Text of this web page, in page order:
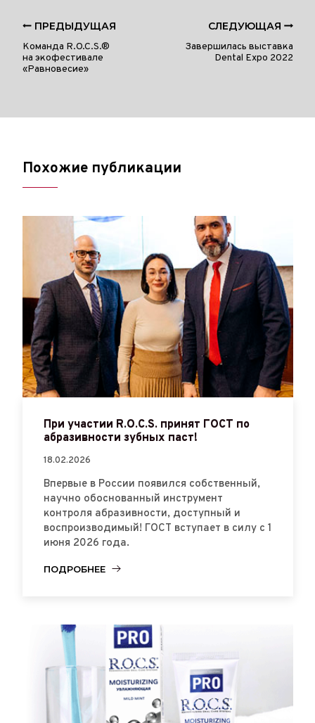
ПРЕДЫДУЩАЯ
Команда R.O.C.S.®
на экофестивале
«Равновесие»
СЛЕДУЮЩАЯ
Завершилась выставка
Dental Expo 2022
Похожие публикации
При участии R.O.C.S. принят ГОСТ по
абразивности зубных паст!
18.02.2026
Впервые в России появился собственный,
научно обоснованный инструмент
контроля абразивности, доступный и
воспроизводимый! ГОСТ вступает в силу с 1
июня 2026 года.
ПОДРОБНЕЕ